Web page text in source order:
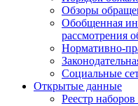
Обзоры
Обобщенная
рассмотрения
Нормативно-
Социальные
Открытые данные
Реестр